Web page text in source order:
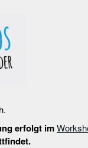
erfolgt im